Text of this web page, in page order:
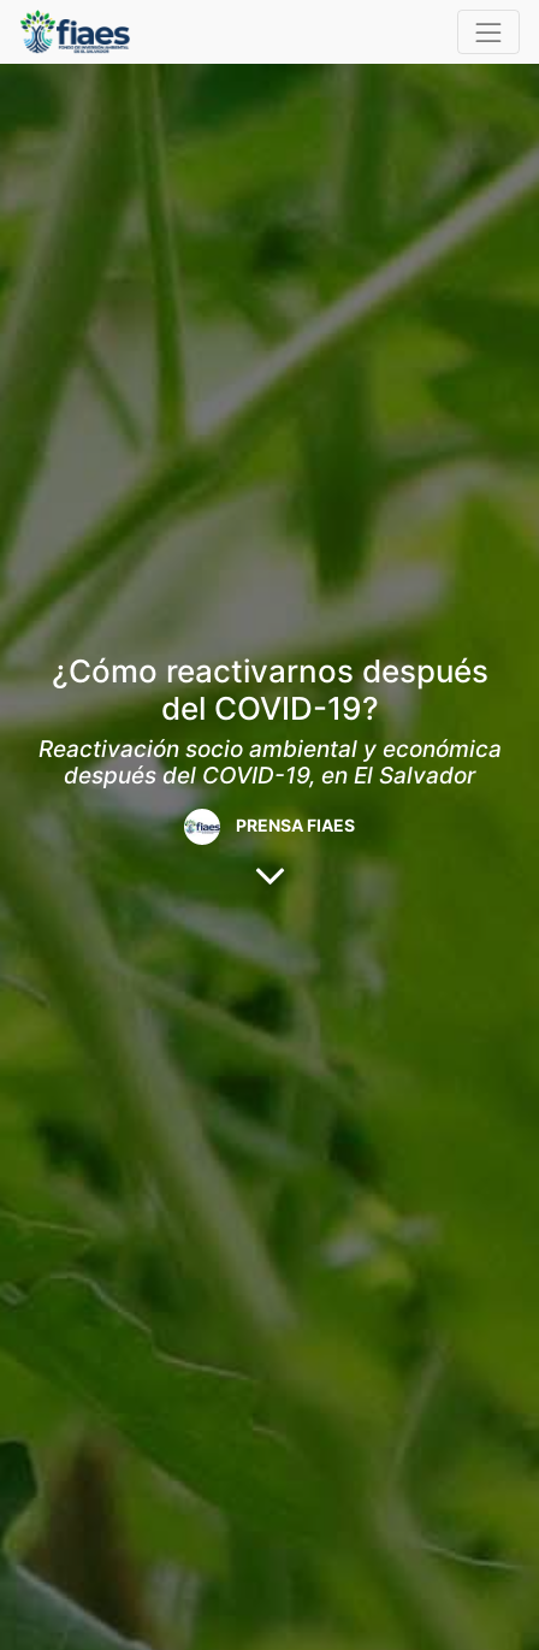
¿Cómo reactivarnos después
del COVID-19?
Reactivación socio ambiental y económica
después del COVID-19, en El Salvador
PRENSA FIAES